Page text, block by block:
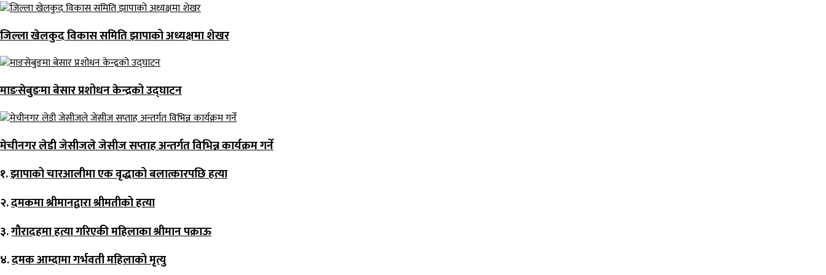
जिल्ला खेलकुद विकास समिति झापाको अध्यक्षमा शेखर
माङसेबुङमा बेसार प्रशोधन केन्द्रको उद्घाटन
मेचीनगर लेडी जेसीजले जेसीज सप्ताह अन्तर्गत विभिन्न कार्यक्रम गर्ने
१.झापाको चारआलीमा एक वृद्धाको बलात्कारपछि हत्या
२.दमकमा श्रीमानद्वारा श्रीमतीको हत्या
३.गौरादहमा हत्या गरिएकी महिलाका श्रीमान पक्राऊ
४.दमक आम्दामा गर्भवती महिलाको मृत्यु